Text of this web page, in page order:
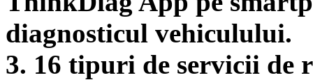
diagnosticul vehiculului.
3. 16 tipuri de servicii de